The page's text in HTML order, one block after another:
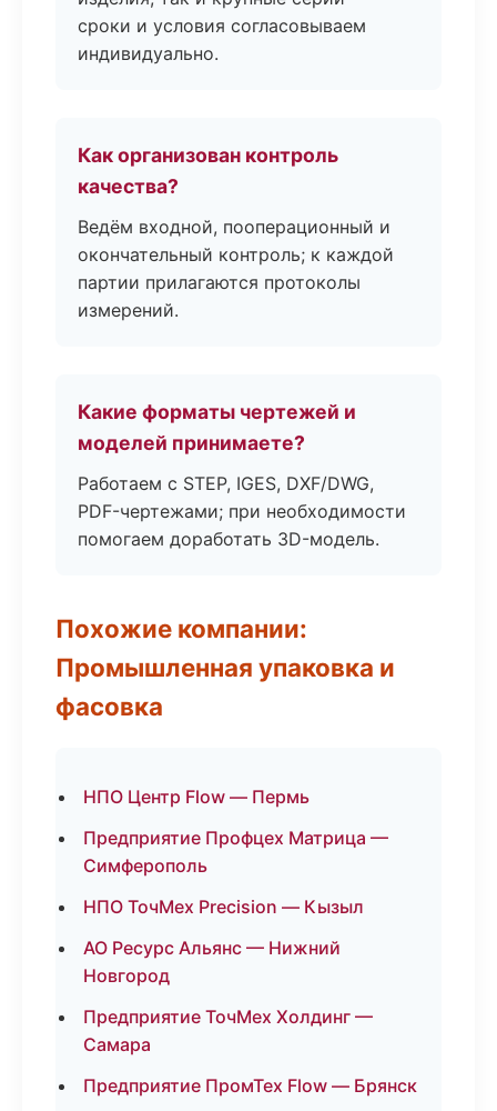
сроки и условия согласовываем
индивидуально.
Как организован контроль
качества?
Ведём входной, пооперационный и
окончательный контроль; к каждой
партии прилагаются протоколы
измерений.
Какие форматы чертежей и
моделей принимаете?
Работаем с STEP, IGES, DXF/DWG,
PDF-чертежами; при необходимости
помогаем доработать 3D-модель.
Похожие компании:
Промышленная упаковка и
фасовка
НПО Центр Flow — Пермь
Предприятие Профцех Матрица —
Симферополь
НПО ТочМех Precision — Кызыл
АО Ресурс Альянс — Нижний
Новгород
Предприятие ТочМех Холдинг —
Самара
Предприятие ПромТех Flow — Брянск